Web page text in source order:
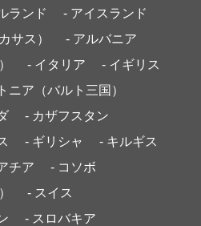
ランド
- アイスランド
サス）
- アルバニア
- イタリア
- イギリス
ニア（バルト三国）
- カザフスタン
- ギリシャ
- キルギス
チア
- コソボ
- スイス
- スロバキア